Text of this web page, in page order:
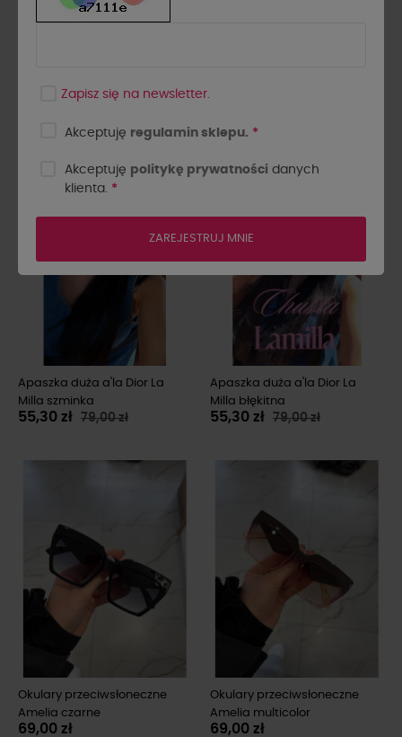
99,00 zł
Wyprzedaż
Apaszka duża a'la Dior La
Milla szminka
55,30 zł 79,00 zł
-30%
Apaszka duża a'la Dior La
Milla błękitna
55,30 zł 79,00 zł
Okulary przeciwsłoneczne
Amelia czarne
69,00 zł
Okulary przeciwsłoneczne
Amelia multicolor
69,00 zł
Zapisz się na newsletter.
Akceptuję regulamin sklepu. *
Akceptuję politykę prywatności danych
klienta. *
ZAREJESTRUJ MNIE